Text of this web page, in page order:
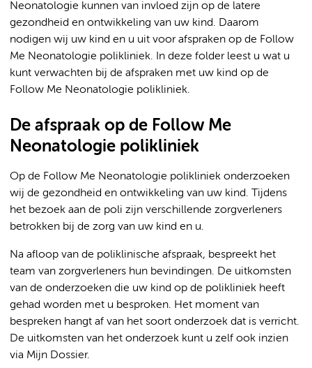
Neonatologie kunnen van invloed zijn op de latere
gezondheid en ontwikkeling van uw kind. Daarom
nodigen wij uw kind en u uit voor afspraken op de Follow
Me Neonatologie polikliniek. In deze folder leest u wat u
kunt verwachten bij de afspraken met uw kind op de
Follow Me Neonatologie polikliniek.
De afspraak op de Follow Me
Neonatologie polikliniek
Op de Follow Me Neonatologie polikliniek onderzoeken
wij de gezondheid en ontwikkeling van uw kind. Tijdens
het bezoek aan de poli zijn verschillende zorgverleners
betrokken bij de zorg van uw kind en u.
Na afloop van de poliklinische afspraak, bespreekt het
team van zorgverleners hun bevindingen. De uitkomsten
van de onderzoeken die uw kind op de polikliniek heeft
gehad worden met u besproken. Het moment van
bespreken hangt af van het soort onderzoek dat is verricht.
De uitkomsten van het onderzoek kunt u zelf ook inzien
via Mijn Dossier.